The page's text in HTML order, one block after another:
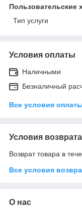
Пользовательские
Тип услуги
Условия оплаты
Наличными
Безналичный
Все условия оплаты
Условия возврата
Возврат товара в
Все условия
О нас